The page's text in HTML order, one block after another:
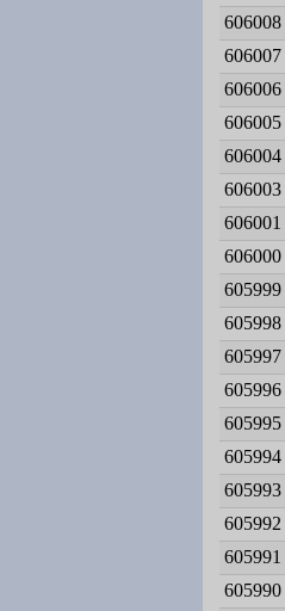
606008
606007
606006
606005
606004
606003
606001
606000
605999
605998
605997
605996
605995
605994
605993
605992
605991
605990